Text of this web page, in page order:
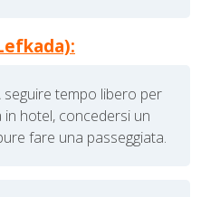
seguire tempo libero per
in hotel, concedersi un
fare una passeggiata.